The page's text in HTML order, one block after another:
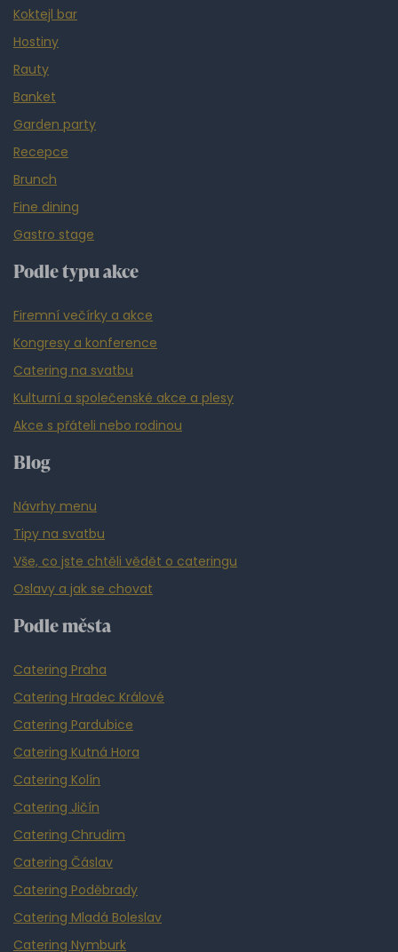
Koktejl bar
Hostiny
Rauty
Banket
Garden party
Recepce
Brunch
Fine dining
Gastro stage
Podle typu akce
Firemní večírky a akce
Kongresy a konference
Catering na svatbu
Kulturní a společenské akce a plesy
Akce s přáteli nebo rodinou
Blog
Návrhy menu
Tipy na svatbu
Vše, co jste chtěli vědět o cateringu
Oslavy a jak se chovat
Podle města
Catering Praha
Catering Hradec Králové
Catering Pardubice
Catering Kutná Hora
Catering Kolín
Catering Jičín
Catering Chrudim
Catering Čáslav
Catering Poděbrady
Catering Mladá Boleslav
Catering Nymburk